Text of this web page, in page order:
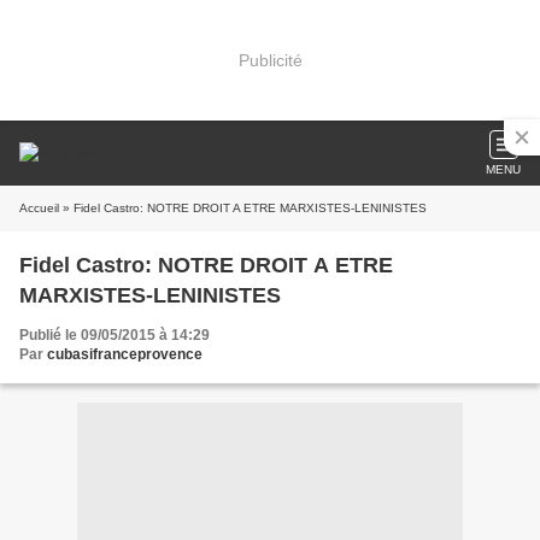
Publicité
MENU
Accueil » Fidel Castro: NOTRE DROIT A ETRE MARXISTES-LENINISTES
Fidel Castro: NOTRE DROIT A ETRE
MARXISTES-LENINISTES
Publié le 09/05/2015 à 14:29
Par cubasifranceprovence